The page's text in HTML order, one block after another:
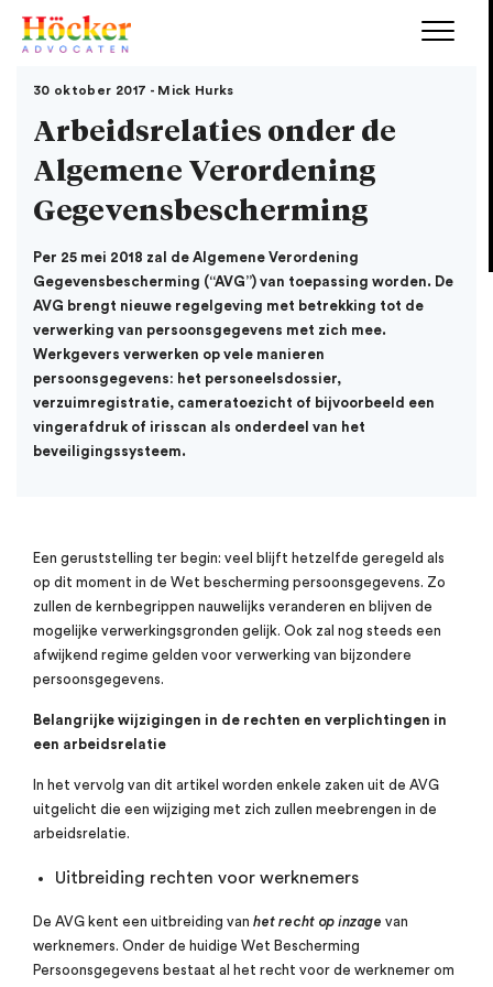
30 oktober 2017 - Mick Hurks
Arbeidsrelaties onder de
Algemene Verordening
Gegevensbescherming
Per 25 mei 2018 zal de Algemene Verordening
Gegevensbescherming (“AVG”) van toepassing worden. De
AVG brengt nieuwe regelgeving met betrekking tot de
verwerking van persoonsgegevens met zich mee.
Werkgevers verwerken op vele manieren
persoonsgegevens: het personeelsdossier,
verzuimregistratie, cameratoezicht of bijvoorbeeld een
vingerafdruk of irisscan als onderdeel van het
beveiligingssysteem.
Een geruststelling ter begin: veel blijft hetzelfde geregeld als
op dit moment in de Wet bescherming persoonsgegevens. Zo
zullen de kernbegrippen nauwelijks veranderen en blijven de
mogelijke verwerkingsgronden gelijk. Ook zal nog steeds een
afwijkend regime gelden voor verwerking van bijzondere
persoonsgegevens.
Belangrijke wijzigingen in de rechten en verplichtingen in
een arbeidsrelatie
In het vervolg van dit artikel worden enkele zaken uit de AVG
uitgelicht die een wijziging met zich zullen meebrengen in de
arbeidsrelatie.
Uitbreiding rechten voor werknemers
De AVG kent een uitbreiding van het recht op inzage van
werknemers. Onder de huidige Wet Bescherming
Persoonsgegevens bestaat al het recht voor de werknemer om